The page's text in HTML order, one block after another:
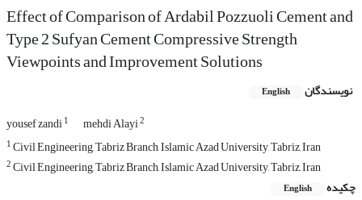
Effect of Comparison of Ardabil Pozzuoli Cement and
Type 2 Sufyan Cement Compressive Strength
Viewpoints and Improvement Solutions
نویسندگان English
yousef zandi1 mehdi Alayi2
1Civil Engineering, Tabriz Branch, Islamic Azad University, Tabriz, Iran
2Civil Engineering, Tabriz Branch, Islamic Azad University, Tabriz, Iran
چکیده
English